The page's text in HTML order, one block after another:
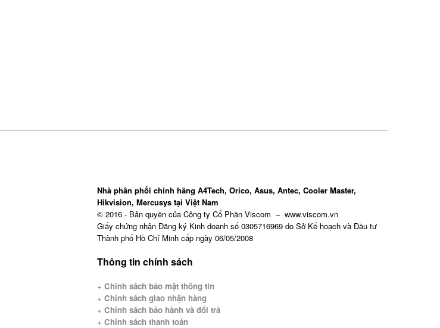
Nhà phân phối chính hãng A4Tech, Orico, Asus, Antec, Cooler Master,
Hikvision, Mercusys tại Việt Nam
© 2016 - Bản quyền của Công ty Cổ Phần Viscom – www.viscom.vn
Giấy chứng nhận Đăng ký Kinh doanh số 0305716969 do Sở Kế hoạch và Đầu tư
Thành phố Hồ Chí Minh cấp ngày 06/05/2008
Thông tin chính sách
+ Chính sách bảo mật thông tin
+ Chính sách giao nhận hàng
+ Chính sách bảo hành và đổi trả
+ Chính sách thanh toán